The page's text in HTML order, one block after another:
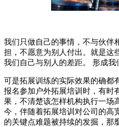
我们只做自己的事情，不与伙伴
担，不愿意为别人付出。就是这
我们自己与别人的差距。 形成我
可是拓展训练的实际效果的确都
报名参加户外拓展培训时，有时
果，不清楚该怎样机构执行一场
今，伴随着拓展培训对公司的高
的关键点难题被持续的发掘，那